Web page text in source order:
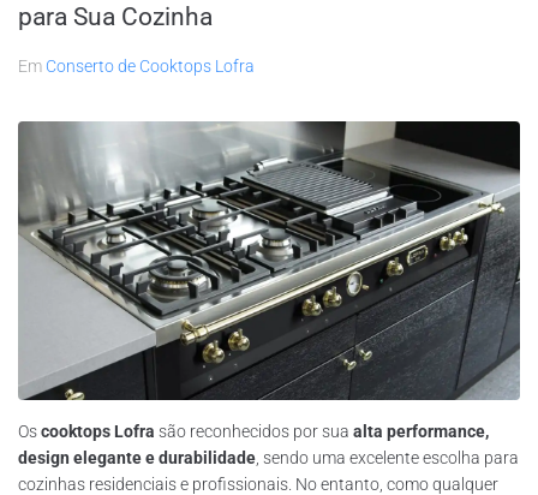
para Sua Cozinha
Em Conserto de Cooktops Lofra
Oscooktops Lofra são reconhecidos por sua alta performance,
design elegante e durabilidade , sendo uma excelente escolha para
cozinhas residenciais e profissionais. No entanto, como qualquer